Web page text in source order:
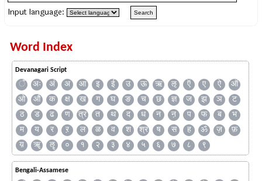
Input language:
Word Index
Devanagari Script
ँ अः अं अ आ इ ई उ ऊ ऋ ऌ ऍ ए ऐ
ऑ
ओ
औ क क्ष ख ग घ ङ च छ ज्ञ ज झ ञ
ट
ठ
ड ढ ण त्र त थ द ध न ऩ प फ ब
भ
म
य र ऱ ल ळ व श श्र ष स ह ॐ ज़
फ़
य़
ॠ ॡ ० १ २ ३ ४ ५ ६ ७ ८ ९
Bengali-Assamese